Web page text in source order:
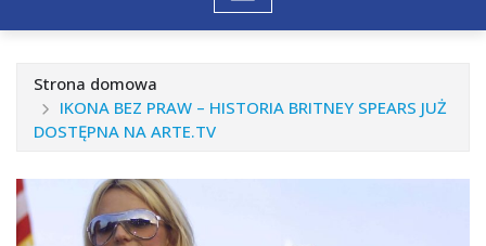
Strona domowa
IKONA BEZ PRAW – HISTORIA BRITNEY SPEARS JUŻ
DOSTĘPNA NA ARTE.TV